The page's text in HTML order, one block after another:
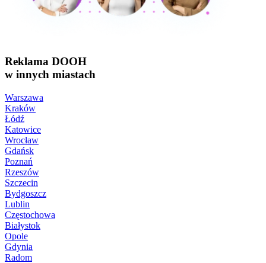
Reklama DOOH
w innych miastach
Warszawa
Kraków
Łódź
Katowice
Wrocław
Gdańsk
Poznań
Rzeszów
Szczecin
Bydgoszcz
Lublin
Częstochowa
Białystok
Opole
Gdynia
Radom